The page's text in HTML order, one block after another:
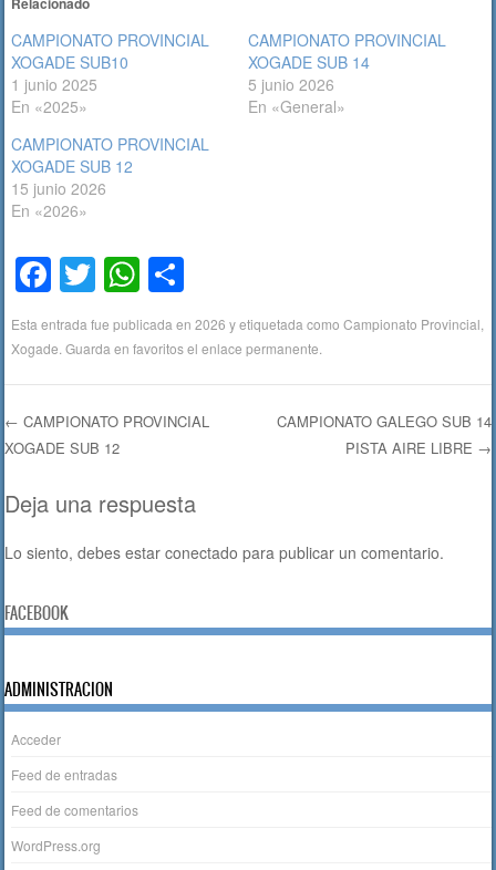
CAMPIONATO PROVINCIAL
XOGADE SUB10
1 junio 2025
En «2025»
CAMPIONATO PROVINCIAL
XOGADE SUB 14
5 junio 2026
En «General»
CAMPIONATO PROVINCIAL
XOGADE SUB 12
15 junio 2026
En «2026»
F
a
c
e
b
o
o
k
T
wi
tt
er
W
h
at
s
A
p
o
m
p
ar
Esta entrada fue publicada en2026 y etiquetada comoCampionato Provincial
Xogade . Guarda en favoritos elenlace permanente
Navegación de entradas
← CAMPIONATO PROVINCIAL
XOGADE SUB 12
CAMPIONATO GALEGO SUB 14
PISTA AIRE LIBRE →
Deja una respuesta
Lo siento, debes estarconectado para publicar un comentario.
FACEBOOK
ADMINISTRACION
Acceder
Feed de entradas
Feed de comentarios
WordPress.org